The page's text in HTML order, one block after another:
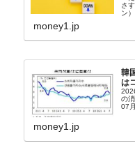
さ
ン
『
money1.jp
韓
は
の
07
money1.jp